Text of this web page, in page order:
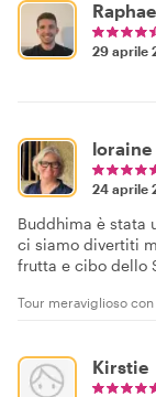
29 aprile
loraine
24 aprile
Buddhima è stata
ci siamo divertiti
frutta e cibo dello
Tour meraviglioso
Kirstie